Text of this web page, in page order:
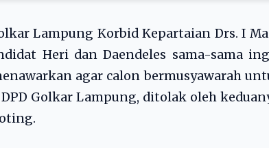
Lampung Korbid Kepartaian Drs. I
Heri dan Daendeles sama-sama
agar calon bermusyawarah
Golkar Lampung, ditolak oleh